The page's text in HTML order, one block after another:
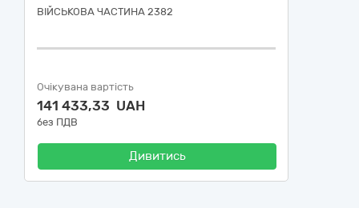
ВІЙСЬКОВА ЧАСТИНА 2382
Очікувана вартість
141 433,33 UAH
без ПДВ
Дивитись